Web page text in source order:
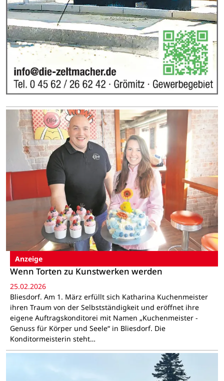
Anzeige
Wenn Torten zu Kunstwerken werden
25.02.2026
Bliesdorf. Am 1. März erfüllt sich Katharina Kuchenmeister
ihren Traum von der Selbstständigkeit und eröffnet ihre
eigene Auftragskonditorei mit Namen „Kuchenmeister -
Genuss für Körper und Seele“ in Bliesdorf. Die
Konditormeisterin steht…